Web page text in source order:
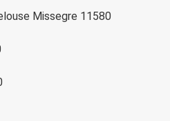
Missegre 11580